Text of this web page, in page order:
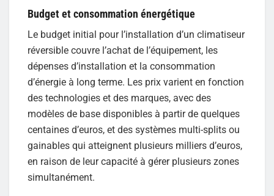
Budget et consommation énergétique
Le budget initial pour l’installation d’un climatiseur
réversible couvre l’achat de l’équipement, les
dépenses d’installation et la consommation
d’énergie à long terme. Les prix varient en fonction
des technologies et des marques, avec des
modèles de base disponibles à partir de quelques
centaines d’euros, et des systèmes multi-splits ou
gainables qui atteignent plusieurs milliers d’euros,
en raison de leur capacité à gérer plusieurs zones
simultanément.